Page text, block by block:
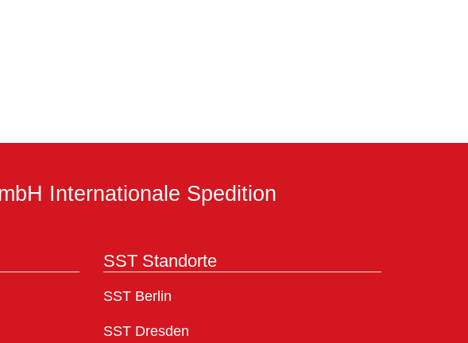
Internationale Spedition
SST Standorte
SST Berlin
SST Dresden